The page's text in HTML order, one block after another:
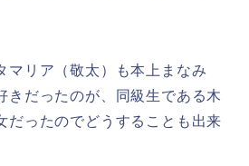
マリア（敬太）も本上まなみ
きだったのが、同級生である木
だったのでどうすることも出来